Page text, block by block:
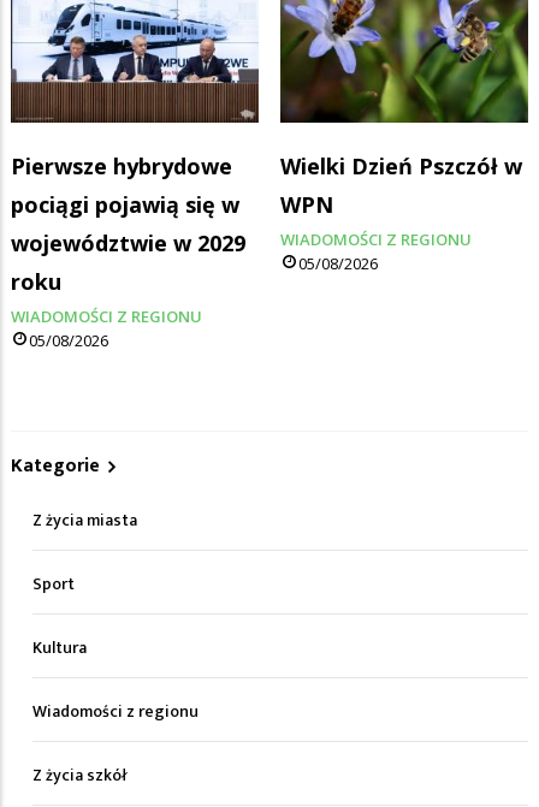
Pierwsze hybrydowe
pociągi pojawią się w
województwie w 2029
roku
WIADOMOŚCI Z REGIONU
05/08/2026
Wielki Dzień Pszczół w
WPN
WIADOMOŚCI Z REGIONU
05/08/2026
Kategorie
Z życia miasta
Sport
Kultura
Wiadomości z regionu
Z życia szkół